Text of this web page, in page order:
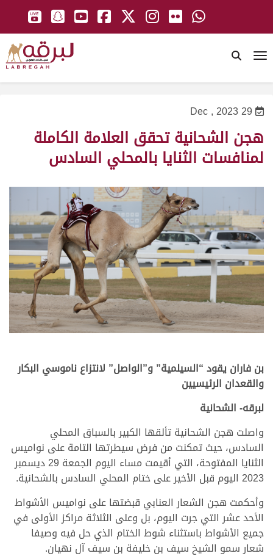
29 Dec , 2023
هجن الشحانية تحقق العلامة الكاملة
لمنافسات الثنايا بالمحلي السادس
بن فاران يقود “السيلمية” و”الواصل” لانتزاع ناموسي البكار
والقعدان الرئيسيين
لبرقه- الشحانية
واصلت هجن الشحانية تألقها الكبير بالسباق المحلي
السادس، حيث تمكنت من فرض سيطرتها التامة على نواميس
الثنايا المفتوحة، التي أقيمت مساء اليوم الجمعة 29 ديسمبر
2023 اليوم قبل الأخير على ختام المحلي السادس بالشحانية.
وأحكمت هجن الشعار العنابي قبضتها على نواميس الأشواط
الأحد عشر التي جرت اليوم، بل وعلى الثلاثة مراكز الأولى في
جميع الأشواط باستثناء شوط الختام الذي حل فيه وصيفا
شعار سمو الشيخ سيف بن خليفة بن سيف آل نهيان.